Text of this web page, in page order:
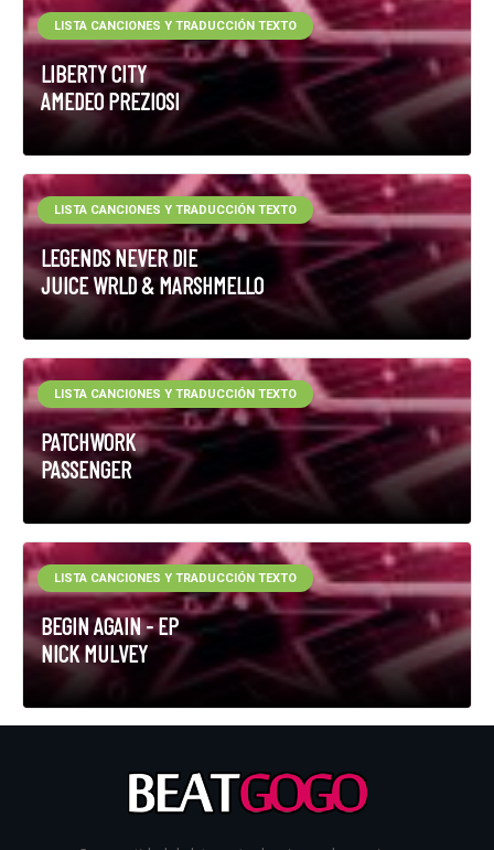
LIBERTY CITY
AMEDEO PREZIOSI
LISTA CANCIONES Y TRADUCCIÓN TEXTO
LEGENDS NEVER DIE
JUICE WRLD & MARSHMELLO
LISTA CANCIONES Y TRADUCCIÓN TEXTO
PATCHWORK
PASSENGER
LISTA CANCIONES Y TRADUCCIÓN TEXTO
BEGIN AGAIN - EP
NICK MULVEY
LISTA CANCIONES Y TRADUCCIÓN TEXTO